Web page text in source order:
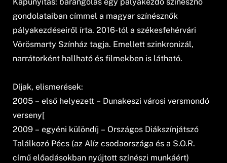
gondolataiban címmel a magyar színésznők
pályakezdéseiről írta. 2016-tól a székesfehérvári
Vörösmarty Színház tagja. Emellett szinkronizál,
narrátorként hallható és filmekben is látható.
Díjak, elismerések:
2005 – első helyezett – Dunakeszi városi versmondó
verseny[
2009 – egyéni különdíj – Országos Diákszínjátszó
Találkozó Pécs (az Alíz csodaországa és a S.O.R.
című előadásokban nyújtott színészi munkáért)